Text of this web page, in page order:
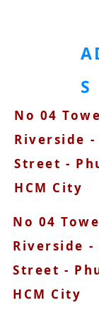
S
No 04
Riverside -
Street -
HCM City
No 04
Riverside -
Street -
HCM City